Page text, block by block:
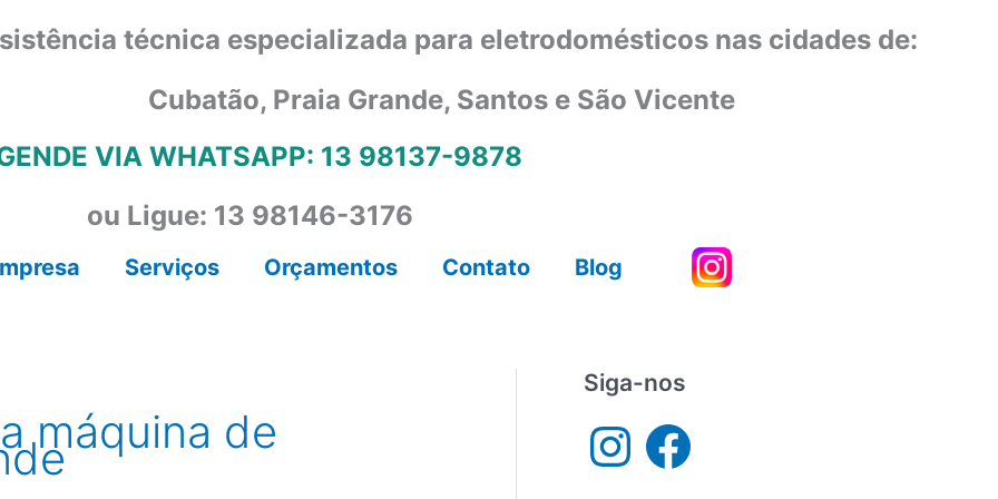
técnica especializada para eletrodomésticos nas cidades de:
Cubatão, Praia Grande, Santos e São Vicente
VIA WHATSAPP: 13 98137-9878
ou Ligue: 13 98146-3176
Serviços Orçamentos Contato Blog
máquina de
Siga-nos
n
s
a
c